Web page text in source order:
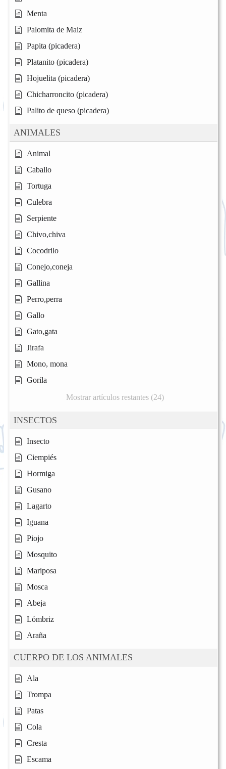
Menta
Palomita de Maiz
Papita (picadera)
Platanito (picadera)
Hojuelita (picadera)
Chicharroncito (picadera)
Palito de queso (picadera)
ANIMALES
Animal
Caballo
Tortuga
Culebra
Serpiente
Chivo,chiva
Cocodrilo
Conejo,coneja
Gallina
Perro,perra
Gallo
Gato,gata
Jirafa
Mono, mona
Gorila
Mostrar artículos restantes (24)
INSECTOS
Insecto
Ciempiés
Hormiga
Gusano
Lagarto
Iguana
Piojo
Mosquito
Mariposa
Mosca
Abeja
Lómbriz
Araña
CUERPO DE LOS ANIMALES
Ala
Trompa
Patas
Cola
Cresta
Escama